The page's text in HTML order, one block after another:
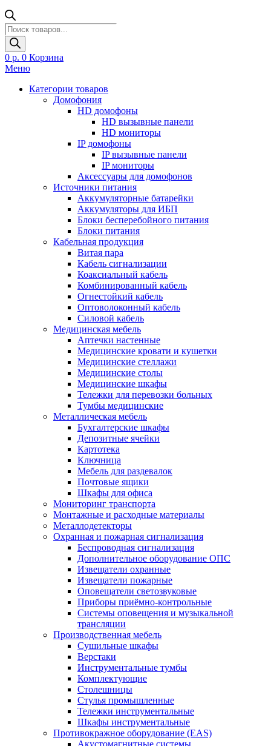
Поиск
товаров
0 р. 0 Корзина
Меню
Категории товаров
Домофония
HD домофоны
HD вызывные панели
HD мониторы
IP домофоны
IP вызывные панели
IP мониторы
Аксессуары для домофонов
Источники питания
Аккумуляторные батарейки
Аккумуляторы для ИБП
Блоки бесперебойного питания
Блоки питания
Кабельная продукция
Витая пара
Кабель сигнализации
Коаксиальный кабель
Комбинированный кабель
Огнестойкий кабель
Оптоволоконный кабель
Силовой кабель
Медицинская мебель
Аптечки настенные
Медицинские кровати и кушетки
Медицинские стеллажи
Медицинские столы
Медицинские шкафы
Тележки для перевозки больных
Тумбы медицинские
Металлическая мебель
Бухгалтерские шкафы
Депозитные ячейки
Картотека
Ключница
Мебель для раздевалок
Почтовые ящики
Шкафы для офиса
Мониторинг транспорта
Монтажные и расходные материалы
Металлодетекторы
Охранная и пожарная сигнализация
Беспроводная сигнализация
Дополнительное оборудование ОПС
Извещатели охранные
Извещатели пожарные
Оповещатели светозвуковые
Приборы приёмно-контрольные
Системы оповещения и музыкальной
трансляции
Производственная мебель
Cушильные шкафы
Верстаки
Инструментальные тумбы
Комплектующие
Столешницы
Стулья промышленные
Тележки инструментальные
Шкафы инструментальные
Противокражное оборудование (EAS)
Акустомагнитные системы